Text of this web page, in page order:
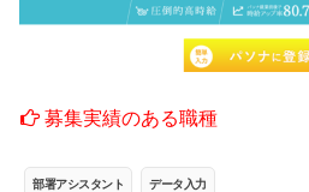
募集実績のある職種
部署アシスタント データ入力